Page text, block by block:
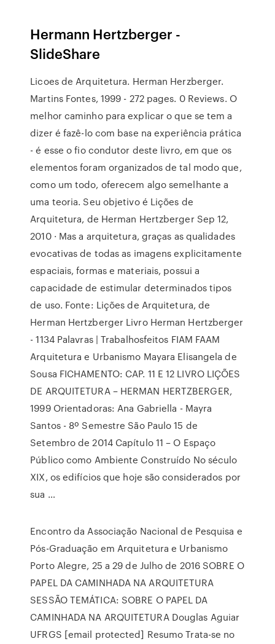
Hermann Hertzberger -
SlideShare
Licoes de Arquitetura. Herman Herzberger.
Martins Fontes, 1999 - 272 pages. 0 Reviews. O
melhor caminho para explicar o que se tem a
dizer é fazê-lo com base na experiência prática
- é esse o fio condutor deste livro, em que os
elementos foram organizados de tal modo que,
como um todo, oferecem algo semelhante a
uma teoria. Seu objetivo é Lições de
Arquitetura, de Herman Hertzberger Sep 12,
2010 · Mas a arquitetura, graças as qualidades
evocativas de todas as imagens explicitamente
espaciais, formas e materiais, possui a
capacidade de estimular determinados tipos
de uso. Fonte: Lições de Arquitetura, de
Herman Hertzberger Livro Herman Hertzberger
- 1134 Palavras | Trabalhosfeitos FIAM FAAM
Arquitetura e Urbanismo Mayara Elisangela de
Sousa FICHAMENTO: CAP. 11 E 12 LIVRO LIÇÕES
DE ARQUITETURA – HERMAN HERTZBERGER,
1999 Orientadoras: Ana Gabriella - Mayra
Santos - 8º Semestre São Paulo 15 de
Setembro de 2014 Capítulo 11 – O Espaço
Público como Ambiente Construído No século
XIX, os edifícios que hoje são considerados por
sua …
Encontro da Associação Nacional de Pesquisa e
Pós-Graduação em Arquitetura e Urbanismo
Porto Alegre, 25 a 29 de Julho de 2016 SOBRE O
PAPEL DA CAMINHADA NA ARQUITETURA
SESSÃO TEMÁTICA: SOBRE O PAPEL DA
CAMINHADA NA ARQUITETURA Douglas Aguiar
UFRGS [email protected] Resumo Trata-se no